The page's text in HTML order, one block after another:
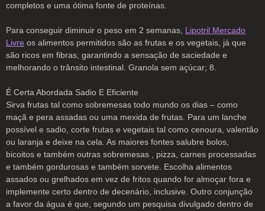
completos e uma ótima fonte de proteínas.
Para conseguir diminuir o peso em 2 semanas, Lipotril Mercado
Livre os alimentos permitidos são as frutas e os vegetais, já que
são ricos em fibras, garantindo a sensação de saciedade e
melhorando o trânsito intestinal. Granola sem açúcar; 8.
É Certa Abordada Sadio E Eficiente
Sirva frutas tal como sobremesas todo mundo os dias – como
maçã e pera assadas ou uma mexida de frutas. Para um lanche
possível e sadio, corte frutas e vegetais tal como cenoura, valentão
ou laranja e deixe na cela. As maiores fontes salubre bolos,
bicoitos e também outras sobremesas , pizza, carnes processadas
e também gordurosas e também sorvete. Escolha alimentos
assados ou grelhados em vez de fritos quando for almoçar fora e
implemente certo dentro de decenário, inclusive. Outro conjunção
a favor da água é que, segundo um pesquisa divulgado dentro de